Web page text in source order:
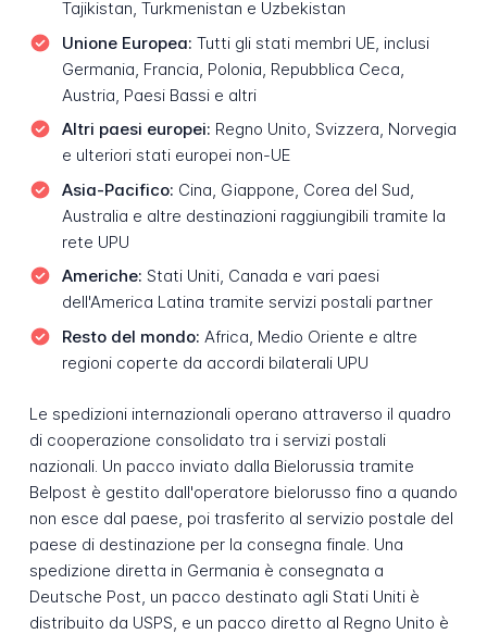
Tajikistan, Turkmenistan e Uzbekistan
Unione Europea: Tutti gli stati membri UE, inclusi
Germania, Francia, Polonia, Repubblica Ceca,
Austria, Paesi Bassi e altri
Altri paesi europei: Regno Unito, Svizzera, Norvegia
e ulteriori stati europei non-UE
Asia-Pacifico: Cina, Giappone, Corea del Sud,
Australia e altre destinazioni raggiungibili tramite la
rete UPU
Americhe: Stati Uniti, Canada e vari paesi
dell'America Latina tramite servizi postali partner
Resto del mondo: Africa, Medio Oriente e altre
regioni coperte da accordi bilaterali UPU
Le spedizioni internazionali operano attraverso il quadro
di cooperazione consolidato tra i servizi postali
nazionali. Un pacco inviato dalla Bielorussia tramite
Belpost è gestito dall'operatore bielorusso fino a quando
non esce dal paese, poi trasferito al servizio postale del
paese di destinazione per la consegna finale. Una
spedizione diretta in Germania è consegnata a
Deutsche Post, un pacco destinato agli Stati Uniti è
distribuito da USPS, e un pacco diretto al Regno Unito è